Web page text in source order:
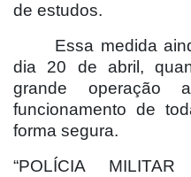
de estudos.
Essa medida
dia 20 de abril,
grande
funcionamento de
forma segura.
“POLÍCIA